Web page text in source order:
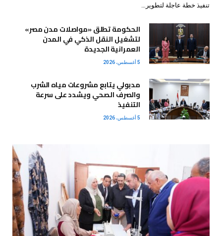
تنفيذ خطة عاجلة لتطوير…
الحكومة تطلق «مواصلات مدن مصر»
لتشغيل النقل الذكي في المدن
العمرانية الجديدة
5 أغسطس، 2026
مدبولي يتابع مشروعات مياه الشرب
والصرف الصحي ويشدد على سرعة
التنفيذ
5 أغسطس، 2026